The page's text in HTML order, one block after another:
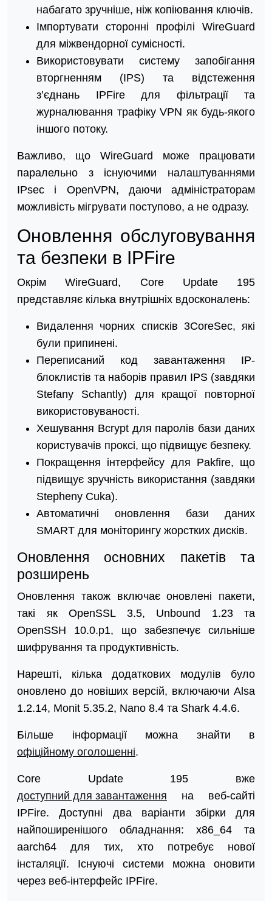
набагато зручніше, ніж копіювання ключів.
Імпортувати сторонні профілі WireGuard
для міжвендорної сумісності.
Використовувати систему запобігання
вторгненням (IPS) та відстеження
з’єднань IPFire для фільтрації та
журналювання трафіку VPN як будь-якого
іншого потоку.
Важливо, що WireGuard може працювати
паралельно з існуючими налаштуваннями
IPsec і OpenVPN, даючи адміністраторам
можливість мігрувати поступово, а не одразу.
Оновлення обслуговування
та безпеки в IPFire
Окрім WireGuard, Core Update 195
представляє кілька внутрішніх вдосконалень:
Видалення чорних списків 3CoreSec, які
були припинені.
Переписаний код завантаження IP-
блоклистів та наборів правил IPS (завдяки
Stefanу Schantlу) для кращої повторної
використовуваності.
Хешування Bcrypt для паролів бази даних
користувачів проксі, що підвищує безпеку.
Покращення інтерфейсу для Pakfire, що
підвищує зручність використання (завдяки
Stephenу Cukа).
Автоматичні оновлення бази даних
SMART для моніторингу жорстких дисків.
Оновлення основних пакетів та
розширень
Оновлення також включає оновлені пакети,
такі як OpenSSL 3.5, Unbound 1.23 та
OpenSSH 10.0.p1, що забезпечує сильніше
шифрування та продуктивність.
Нарешті, кілька додаткових модулів було
оновлено до новіших версій, включаючи Alsa
1.2.14, Monit 5.35.2, Nano 8.4 та Shark 4.4.6.
Більше інформації можна знайти в
офіційному оголошенні.
Core Update 195 вже
доступний для завантаження на веб-сайті
IPFire. Доступні два варіанти збірки для
найпоширенішого обладнання: x86_64 та
aarch64 для тих, хто потребує нової
інсталяції. Існуючі системи можна оновити
через веб-інтерфейс IPFire.